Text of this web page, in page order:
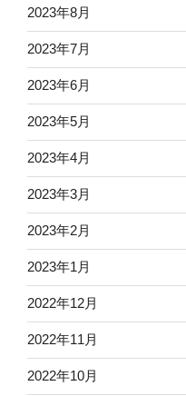
2023年8月
2023年7月
2023年6月
2023年5月
2023年4月
2023年3月
2023年2月
2023年1月
2022年12月
2022年11月
2022年10月